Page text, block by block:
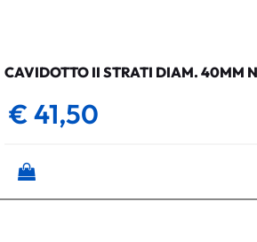
CAVIDOTTO II STRATI DIAM. 40MM
€ 41,50
Quantità